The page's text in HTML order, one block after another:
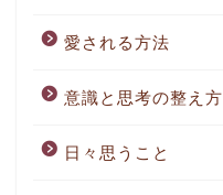
愛される方法
意識と思考の整え方
日々思うこと